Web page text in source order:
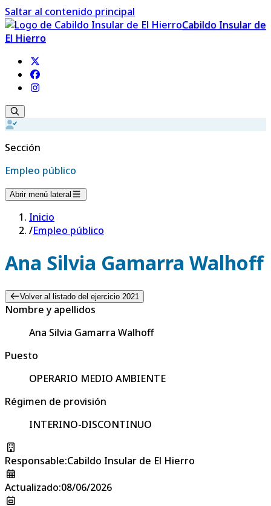
Saltar al contenido principal
Cabildo Insular de
El Hierro
Sección
Empleo público
Abrir menú lateral
Inicio
/Empleo público
Ana Silvia Gamarra Walhoff
Volver al listado del ejercicio 2021
Nombre y apellidos
Ana Silvia Gamarra Walhoff
Puesto
OPERARIO MEDIO AMBIENTE
Régimen de provisión
INTERINO-DISCONTINUO
Responsable:Cabildo Insular de El Hierro
Actualizado:08/06/2026